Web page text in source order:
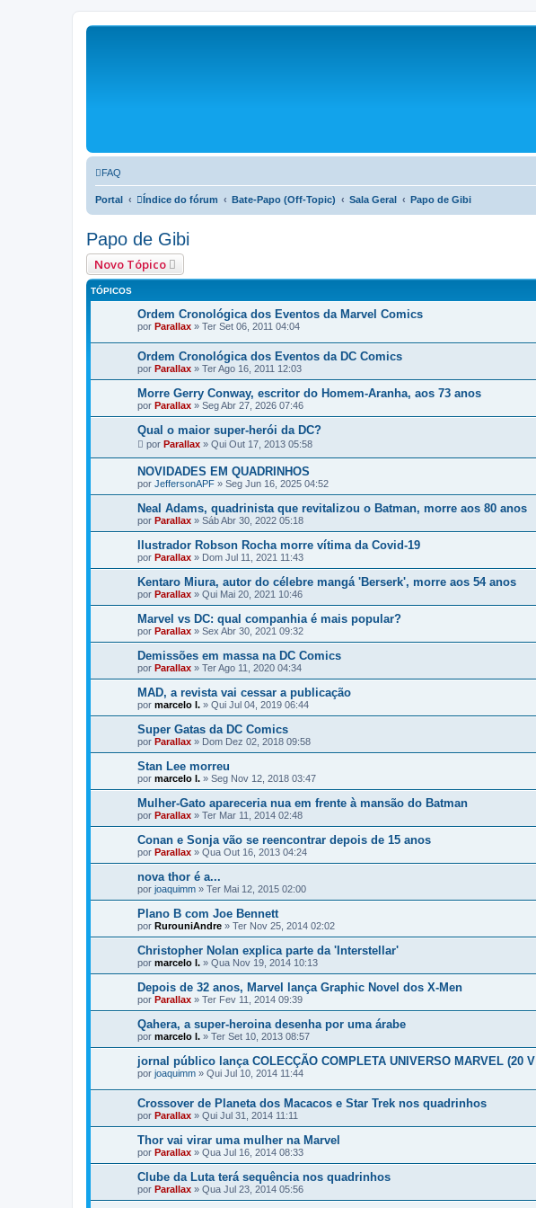
FAQ
Portal Índice do fórum Bate-Papo (Off-Topic) Sala Geral Papo de Gibi
Papo de Gibi
Novo Tópico
TÓPICOS
Ordem Cronológica dos Eventos da Marvel Comics
por Parallax » Ter Set 06, 2011 04:04
Ordem Cronológica dos Eventos da DC Comics
por Parallax » Ter Ago 16, 2011 12:03
Morre Gerry Conway, escritor do Homem-Aranha, aos 73 anos
por Parallax » Seg Abr 27, 2026 07:46
Qual o maior super-herói da DC?
por Parallax » Qui Out 17, 2013 05:58
NOVIDADES EM QUADRINHOS
por JeffersonAPF » Seg Jun 16, 2025 04:52
Neal Adams, quadrinista que revitalizou o Batman, morre aos 80 anos
por Parallax » Sáb Abr 30, 2022 05:18
Ilustrador Robson Rocha morre vítima da Covid-19
por Parallax » Dom Jul 11, 2021 11:43
Kentaro Miura, autor do célebre mangá 'Berserk', morre aos 54 anos
por Parallax » Qui Mai 20, 2021 10:46
Marvel vs DC: qual companhia é mais popular?
por Parallax » Sex Abr 30, 2021 09:32
Demissões em massa na DC Comics
por Parallax » Ter Ago 11, 2020 04:34
MAD, a revista vai cessar a publicação
por marcelo l. » Qui Jul 04, 2019 06:44
Super Gatas da DC Comics
por Parallax » Dom Dez 02, 2018 09:58
Stan Lee morreu
por marcelo l. » Seg Nov 12, 2018 03:47
Mulher-Gato apareceria nua em frente à mansão do Batman
por Parallax » Ter Mar 11, 2014 02:48
Conan e Sonja vão se reencontrar depois de 15 anos
por Parallax » Qua Out 16, 2013 04:24
nova thor é a...
por joaquimm » Ter Mai 12, 2015 02:00
Plano B com Joe Bennett
por RurouniAndre » Ter Nov 25, 2014 02:02
Christopher Nolan explica parte da 'Interstellar'
por marcelo l. » Qua Nov 19, 2014 10:13
Depois de 32 anos, Marvel lança Graphic Novel dos X-Men
por Parallax » Ter Fev 11, 2014 09:39
Qahera, a super-heroina desenha por uma árabe
por marcelo l. » Ter Set 10, 2013 08:57
jornal público lança COLECÇÃO COMPLETA UNIVERSO MARVEL (20 V
por joaquimm » Qui Jul 10, 2014 11:44
Crossover de Planeta dos Macacos e Star Trek nos quadrinhos
por Parallax » Qui Jul 31, 2014 11:11
Thor vai virar uma mulher na Marvel
por Parallax » Qua Jul 16, 2014 08:33
Clube da Luta terá sequência nos quadrinhos
por Parallax » Qua Jul 23, 2014 05:56